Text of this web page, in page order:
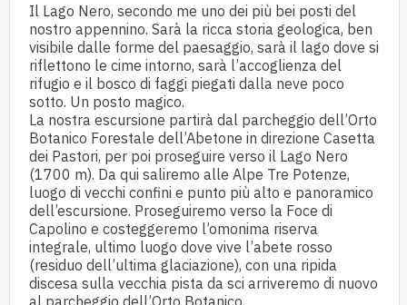
Il Lago Nero, secondo me uno dei più bei posti del
nostro appennino. Sarà la ricca storia geologica, ben
visibile dalle forme del paesaggio, sarà il lago dove si
riflettono le cime intorno, sarà l’accoglienza del
rifugio e il bosco di faggi piegati dalla neve poco
sotto. Un posto magico.
La nostra escursione partirà dal parcheggio dell’Orto
Botanico Forestale dell’Abetone in direzione Casetta
dei Pastori, per poi proseguire verso il Lago Nero
(1700 m). Da qui saliremo alle Alpe Tre Potenze,
luogo di vecchi confini e punto più alto e panoramico
dell’escursione. Proseguiremo verso la Foce di
Capolino e costeggeremo l’omonima riserva
integrale, ultimo luogo dove vive l’abete rosso
(residuo dell’ultima glaciazione), con una ripida
discesa sulla vecchia pista da sci arriveremo di nuovo
al parcheggio dell’Orto Botanico.